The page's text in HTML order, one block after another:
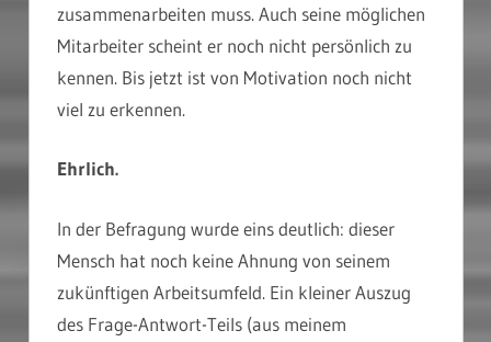
zusammenarbeiten muss. Auch seine möglichen
Mitarbeiter scheint er noch nicht persönlich zu
kennen. Bis jetzt ist von Motivation noch nicht
viel zu erkennen.
Ehrlich.
In der Befragung wurde eins deutlich: dieser
Mensch hat noch keine Ahnung von seinem
zukünftigen Arbeitsumfeld. Ein kleiner Auszug
des Frage-Antwort-Teils (aus meinem